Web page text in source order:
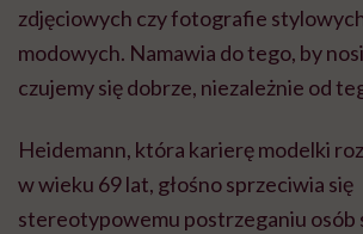
zdjęciowych czy fotografie
modowych. Namawia do tego, by
czujemy się dobrze, niezależnie od
Heidemann, która karierę modelki
w wieku 69 lat, głośno sprzeciwia się
stereotypowemu postrzeganiu osób